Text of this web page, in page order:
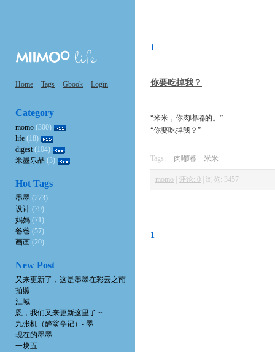
Home Tags Gbook Login
1
你要吃掉我？
“米米，你肉嘟嘟的。”
“你要吃掉我？”
Tags: 肉嘟嘟 米米
momo 评论: 0 浏览: 3457
1
Category
momo (300)
life (18)
digest(104)
米墨乐品 (3)
Hot Tags
墨墨 (273)
设计 (79)
妈妈 (71)
爸爸 (57)
画画 (20)
New Post
又来更新了，这是墨墨在彩云之南
拍照
江城
恩，我们又来更新这里了 ~
九张机（醉翁亭记）- 墨
现在的墨墨
一块五